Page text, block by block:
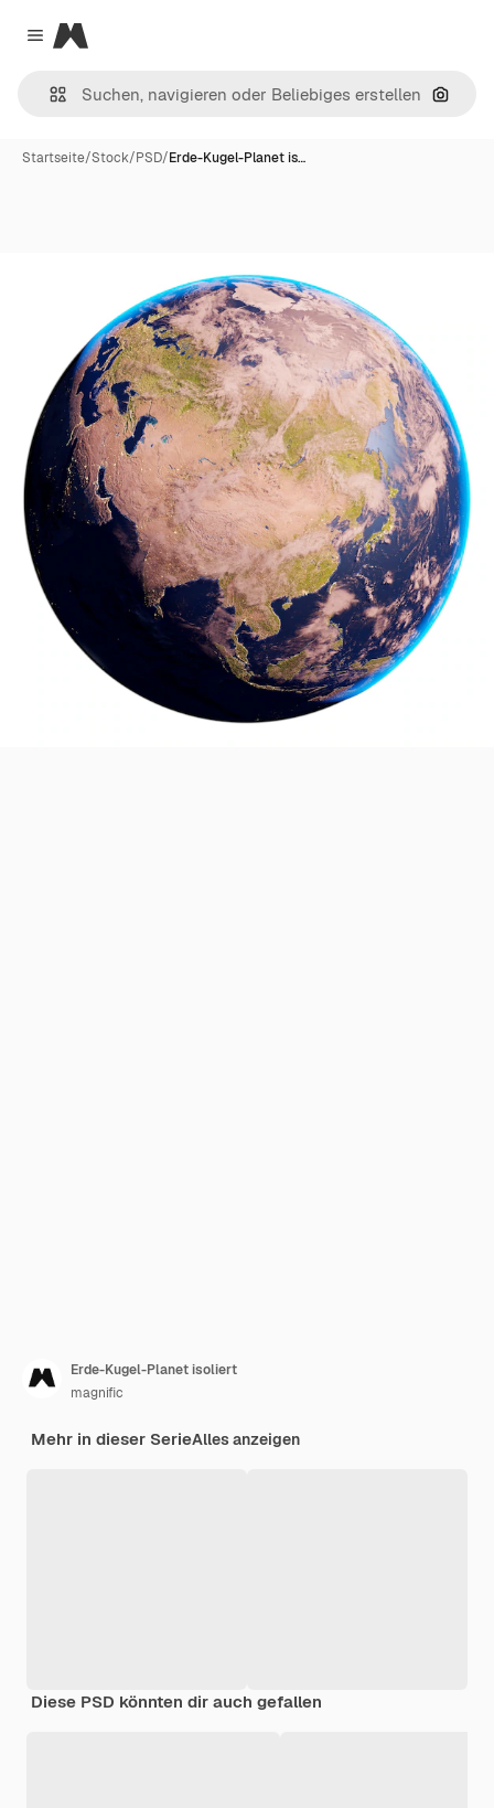
Close menu
Magnific
Nach
Startseite/Stock/PSD/Erde-Kugel-Planet is…
Erde-Kugel-Planet isoliert
magnific
Mehr in dieser SerieAlles anzeigen
Diese PSD könnten dir auch gefallen